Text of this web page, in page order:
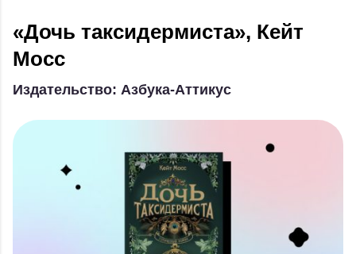
«Дочь таксидермиста», Кейт
Мосс
Издательство: Азбука-Аттикус